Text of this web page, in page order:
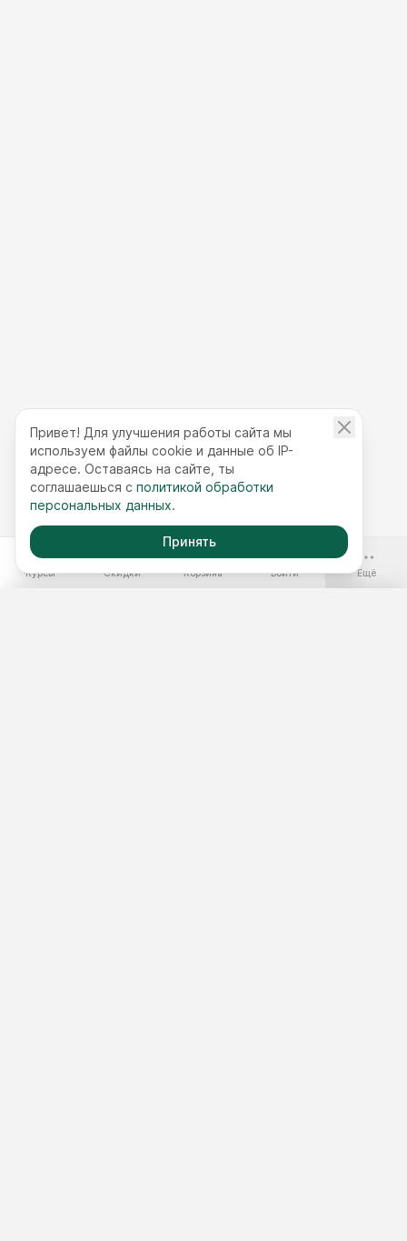
Курсы Скидки Корзина Войти Ещё
Привет! Для улучшения работы сайта мы
используем файлы cookie и данные об IP-
адресе. Оставаясь на сайте, ты
соглашаешься с политикой обработки
персональных данных.
Принять